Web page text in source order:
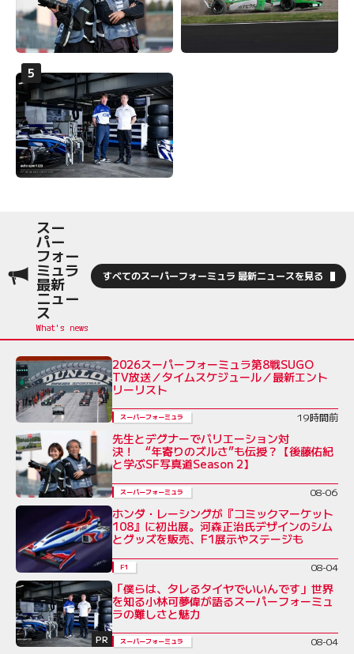
スー
パー
フォー
ミュラ
最新
ニュー
ス
すべてのスーパーフォーミュラ 最新ニュースを見る
2026スーパーフォーミュラ第8戦SUGO
TV放送／タイムスケジュール／最新エント
リーリスト
スーパーフォーミュラ 19時間前
先生とデグナーでバリエーション対
決！ “年寄りのズルさ”も伝授？【後藤佑紀
と学ぶSF写真道Season 2】
スーパーフォーミュラ 08-06
ホンダ・レーシングが『コミックマーケット
108』に初出展。河森正治氏デザインのシム
とグッズを販売、F1展示やステージも
F1 08-04
PR
「僕らは、タレるタイヤでいいんです」世界
を知る小林可夢偉が語るスーパーフォーミュ
ラの難しさと魅力
スーパーフォーミュラ 08-04